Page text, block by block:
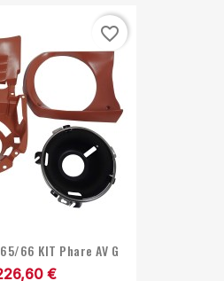
66 KIT Phare AV G
€
favorite_border